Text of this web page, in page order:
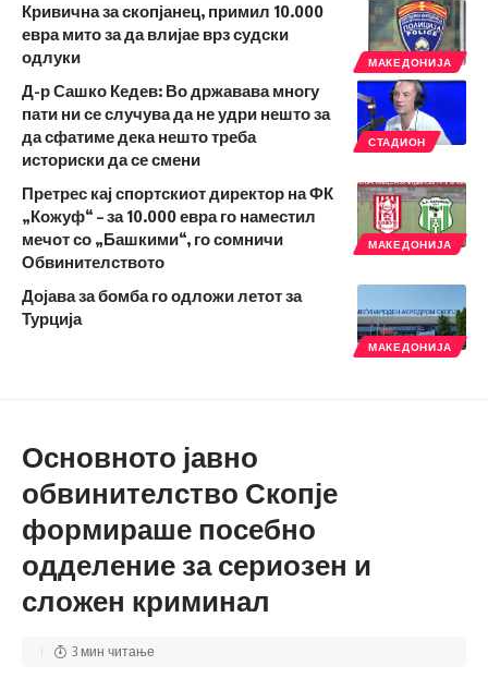
МАКЕДОНИЈА
Кривична за скопјанец, примил 10.000
евра мито за да влијае врз судски
одлуки
СТАДИОН
Д-р Сашко Кедев: Во државава многу
пати ни се случува да не удри нешто за
да сфатиме дека нешто треба
историски да се смени
МАКЕДОНИЈА
Претрес кај спортскиот директор на ФК
„Кожуф“ – за 10.000 евра го наместил
мечот со „Башкими“, го сомничи
Обвинителството
МАКЕДОНИЈА
Дојава за бомба го одложи летот за
Турција
Основното јавно
обвинителство Скопје
формираше посебно
одделение за сериозен и
сложен криминал
3 мин читање